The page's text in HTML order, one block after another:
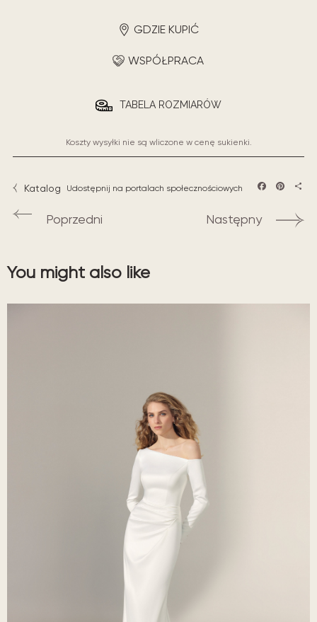
GDZIE KUPIĆ
WSPÓŁPRACA
TABELA ROZMIARÓW
Koszty wysyłki nie są wliczone w cenę sukienki.
Katalog Udostępnij na portalach społecznościowych
Poprzedni Następny
You might also like